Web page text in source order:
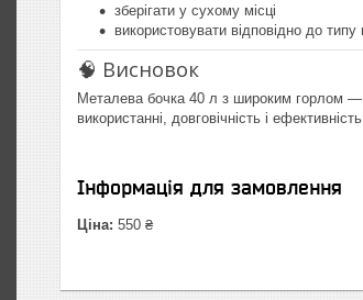
зберігати у сухому місці
використовувати відповідно до типу
🧠 Висновок
Металева бочка 40 л з широким горлом —
використанні, довговічність і
Інформація для замовлення
Ціна: 550 ₴